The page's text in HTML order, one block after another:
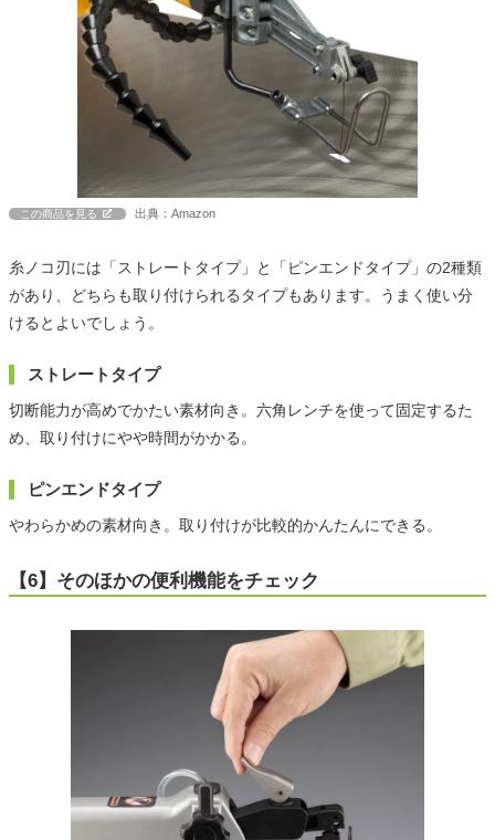
この商品を見る 出典：Amazon
糸ノコ刃には「ストレートタイプ」と「ピンエンドタイプ」の2種類
があり、どちらも取り付けられるタイプもあります。うまく使い分
けるとよいでしょう。
ストレートタイプ
切断能力が高めでかたい素材向き。六角レンチを使って固定するた
め、取り付けにやや時間がかかる。
ピンエンドタイプ
やわらかめの素材向き。取り付けが比較的かんたんにできる。
【6】そのほかの便利機能をチェック